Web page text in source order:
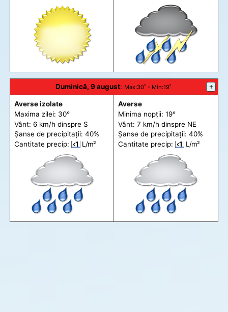
Duminică, 9 august: Max:30˚ - Min:19˚ +
Averse izolate
Maxima zilei: 30°
Vânt: 6 km/h dinspre S
Șanse de precipitații: 40%
Cantitate precip: ‹1 L/m²
Averse
Minima nopții: 19°
Vânt: 7 km/h dinspre NE
Șanse de precipitații: 40%
Cantitate precip: ‹1 L/m²